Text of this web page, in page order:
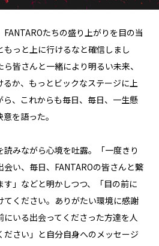
たちの盛り上がりを目の当
っと上に行けるなと確信しまし
皆さんと一緒により明るい未来、
か、もっとビックなステージに上
、これからも毎日、毎日、一生懸
を語った。
みながら心境を吐露。「一度きり
い、毎日、FANTAROの皆さんと繋
」などと明かしつつ、「目の前に
てください。ありがたい環境に感謝
にいる出会ってくださった方達を人
さい」と自分自身へのメッセージ